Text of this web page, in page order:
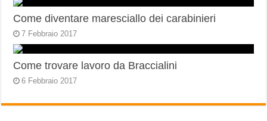
Come diventare maresciallo dei carabinieri
7 Febbraio 2017
Come trovare lavoro da Braccialini
6 Febbraio 2017